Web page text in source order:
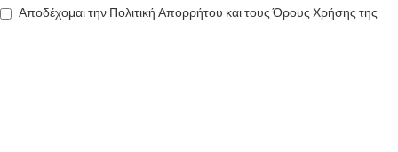
Αποδέχομαι την Πολιτική Απορρήτου και τους Όρους Χρήσης της
queen-ecigs.gr